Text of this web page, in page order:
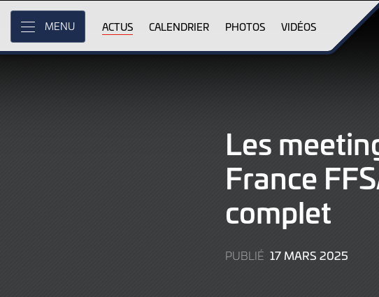
Skip
Main
Content
MENU ACTUS CALENDRIER PHOTOS VIDÉOS
Les
France
complet
PUBLIÉ 17 MARS 2025